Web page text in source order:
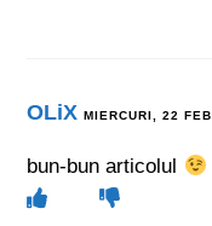
OLiX MIERCURI, 22
bun-bun articolul